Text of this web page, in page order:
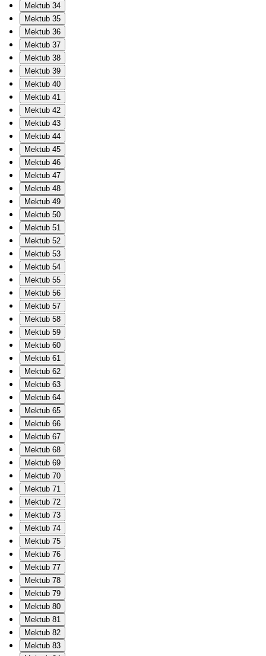
Mektub 34
Mektub 35
Mektub 36
Mektub 37
Mektub 38
Mektub 39
Mektub 40
Mektub 41
Mektub 42
Mektub 43
Mektub 44
Mektub 45
Mektub 46
Mektub 47
Mektub 48
Mektub 49
Mektub 50
Mektub 51
Mektub 52
Mektub 53
Mektub 54
Mektub 55
Mektub 56
Mektub 57
Mektub 58
Mektub 59
Mektub 60
Mektub 61
Mektub 62
Mektub 63
Mektub 64
Mektub 65
Mektub 66
Mektub 67
Mektub 68
Mektub 69
Mektub 70
Mektub 71
Mektub 72
Mektub 73
Mektub 74
Mektub 75
Mektub 76
Mektub 77
Mektub 78
Mektub 79
Mektub 80
Mektub 81
Mektub 82
Mektub 83